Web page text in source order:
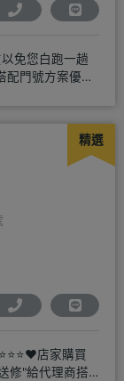
免您白跑一趟
配門號方案優惠
精選
店家購買
修"給代理商搭